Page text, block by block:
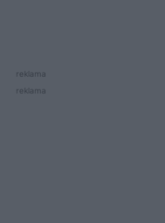
reklama
reklama